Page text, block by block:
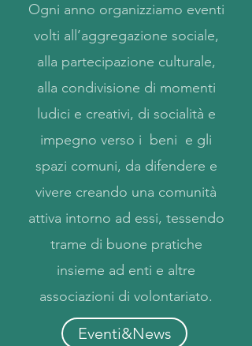
Ogni anno organizziamo eventi
volti all’aggregazione sociale,
alla partecipazione culturale,
alla condivisione di momenti
ludici e creativi, di socialità e
impegno verso i beni e gli
spazi comuni, da difendere e
vivere creando una comunità
attiva intorno ad essi, tessendo
trame di buone pratiche
insieme ad enti e altre
associazioni di volontariato.
Eventi&News